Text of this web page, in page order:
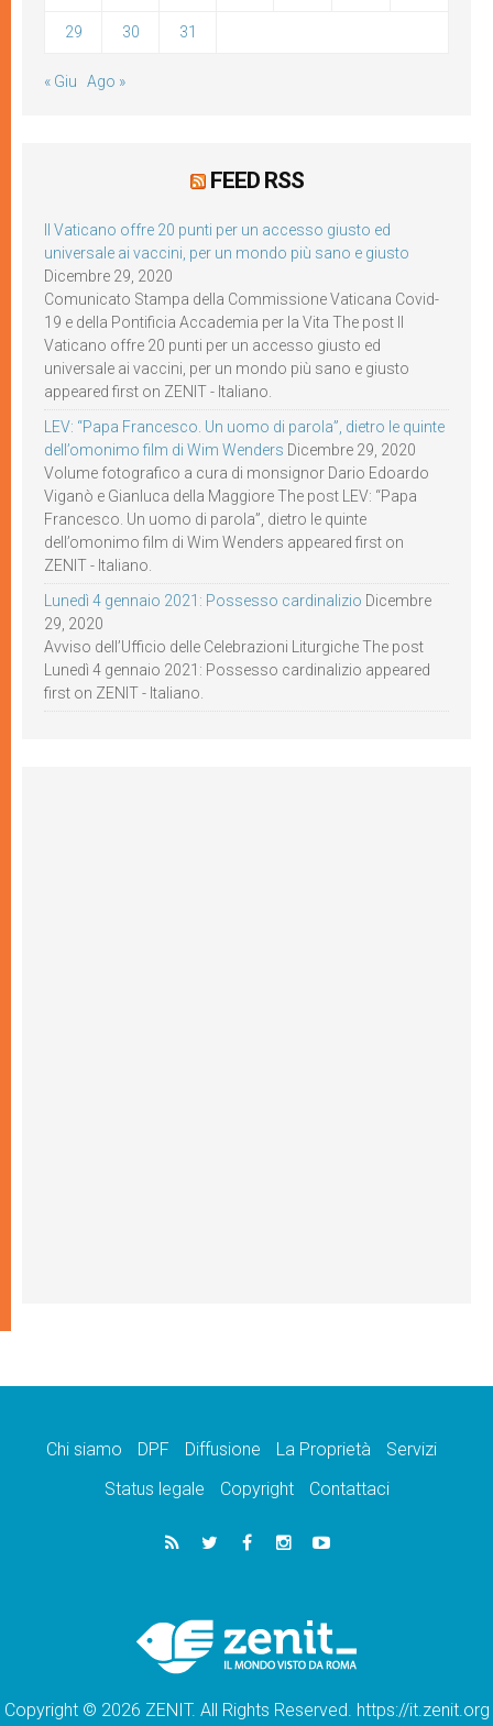
29 30 31
« Giu Ago »
FEED RSS
Il Vaticano offre 20 punti per un accesso giusto ed
universale ai vaccini, per un mondo più sano e giusto
Dicembre 29, 2020
Comunicato Stampa della Commissione Vaticana Covid-
19 e della Pontificia Accademia per la Vita The post Il
Vaticano offre 20 punti per un accesso giusto ed
universale ai vaccini, per un mondo più sano e giusto
appeared first on ZENIT - Italiano.
LEV: “Papa Francesco. Un uomo di parola”, dietro le quinte
dell’omonimo film di Wim Wenders Dicembre 29, 2020
Volume fotografico a cura di monsignor Dario Edoardo
Viganò e Gianluca della Maggiore The post LEV: “Papa
Francesco. Un uomo di parola”, dietro le quinte
dell’omonimo film di Wim Wenders appeared first on
ZENIT - Italiano.
Lunedì 4 gennaio 2021: Possesso cardinalizio Dicembre
29, 2020
Avviso dell’Ufficio delle Celebrazioni Liturgiche The post
Lunedì 4 gennaio 2021: Possesso cardinalizio appeared
first on ZENIT - Italiano.
Chi siamo DPF Diffusione La Proprietà
Servizi
Status legale
Copyright Contattaci
Copyright © 2026 ZENIT. All Rights Reserved. https://it.zenit.org